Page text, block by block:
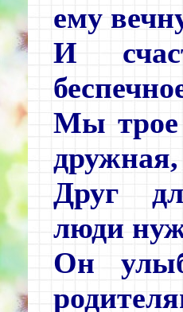
ему
И
Мы трое
дружная,
Друг
люди
Он